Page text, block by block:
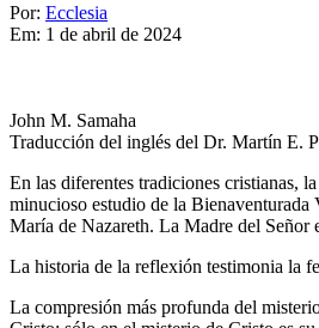
Por: Ecclesia
Em: 1 de abril de 2024
John M. Samaha
Traducción del inglés del Dr. Martín E.
En las diferentes tradiciones cristianas,
minucioso estudio de la
María de Nazareth. La Madre del Señor
La historia de la reflexión testimonia la
La compresión más profunda del